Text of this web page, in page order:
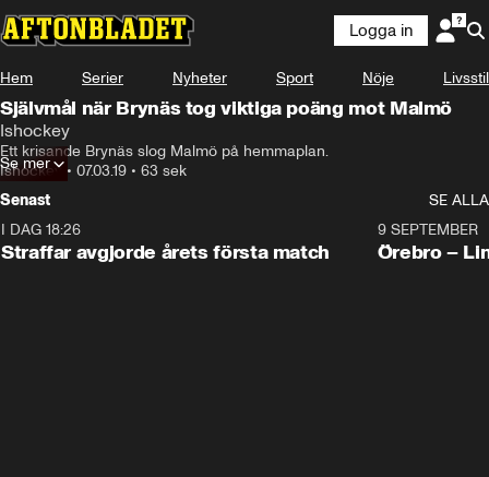
Logga in
Hem Serier Nyheter Sport Nöje Livsstil
Självmål när Brynäs tog viktiga poäng mot Malmö
Ishockey
Ett krisande Brynäs slog Malmö på hemmaplan.
Ishockey• 07.03.19 • 63 sek
Se mer
Senast
SE ALLA
I DAG 18:26
Straffar avgjorde årets första match
Plus
9 SEPTEMBER
Örebro –